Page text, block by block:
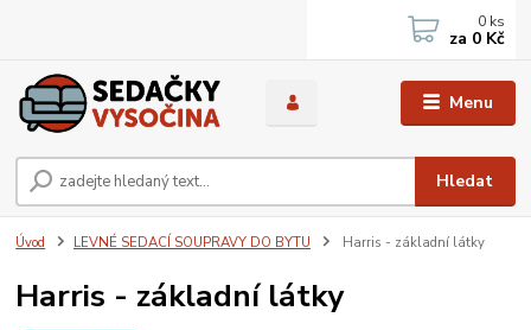
Menu
Hledat
0 ks
za 0 Kč
Úvod LEVNÉ SEDACÍ SOUPRAVY DO BYTU Harris - základní látky
Harris - základní látky